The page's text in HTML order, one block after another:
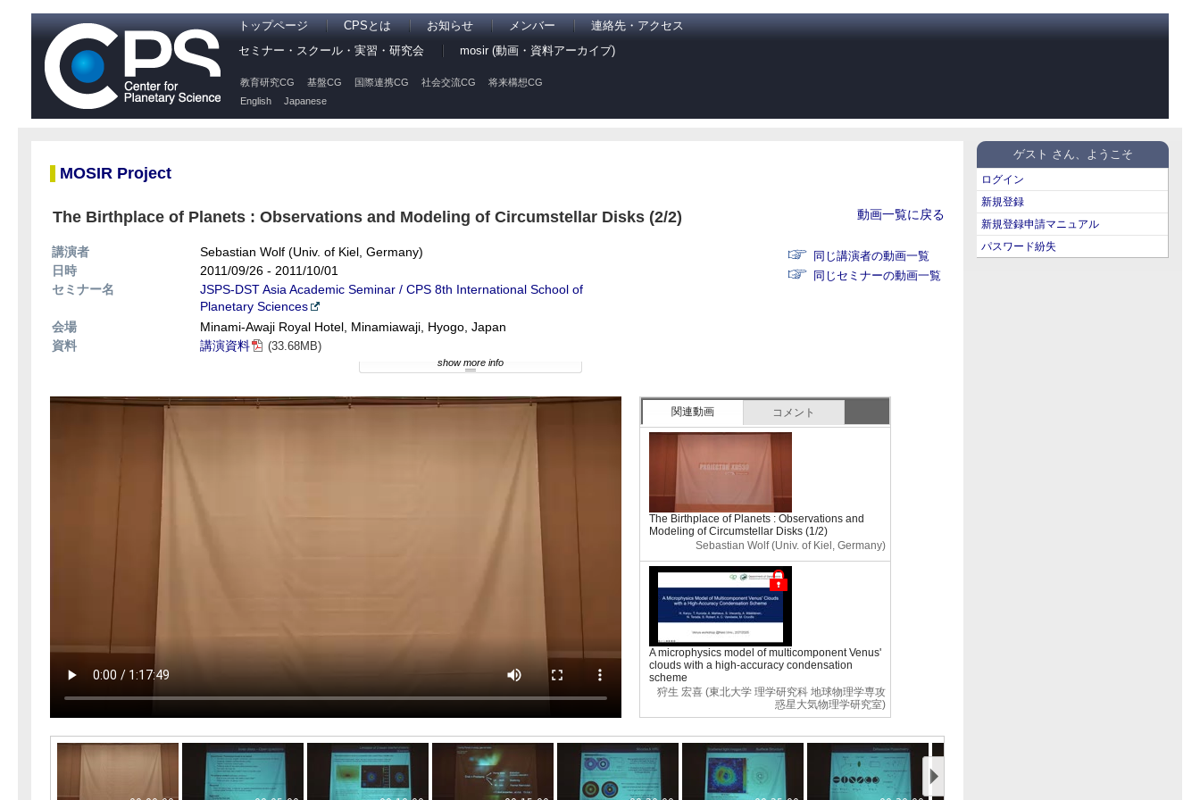
トップページ CPSとは お知らせ メンバー
連絡先・アクセス
セミナー・スクール・実習・研究会
mosir (動画・資料アーカイブ)
教育研究CG 基盤CG 国際連携CG 社会交流CG
将来構想CG
English
Japanese
ゲスト さん、ようこそ
ログイン
新規登録
新規登録申請マニュアル
パスワード紛失
MOSIR Project
動画一覧に戻る
The Birthplace of Planets : Observations and Modeling of Circumstellar Disks (2/2)
講演者
Sebastian Wolf (Univ. of Kiel, Germany)
日時
2011/09/26 - 2011/10/01
セミナー名
JSPS-DST Asia Academic Seminar / CPS 8th International School of
Planetary Sciences
同じ講演者の動画一覧
同じセミナーの動画一覧
会場
Minami-Awaji Royal Hotel, Minamiawaji, Hyogo, Japan
資料
講演資料 (33.68MB)
show more info
関連動画 コメント
The Birthplace of Planets : Observations and
Modeling of Circumstellar Disks (1/2)
Sebastian Wolf (Univ. of Kiel, Germany)
A microphysics model of multicomponent Venus'
clouds with a high-accuracy condensation
scheme
狩生 宏喜 (東北大学 理学研究科 地球物理学専攻
惑星大気物理学研究室)